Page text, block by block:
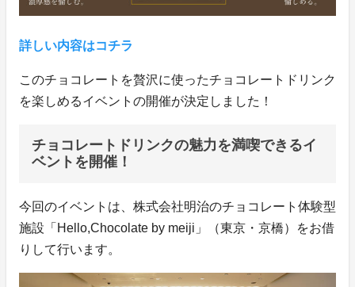
詳しい内容はコチラ
このチョコレートを贅沢に使ったチョコレートドリンク
を楽しめるイベントの開催が決定しました！
チョコレートドリンクの魅力を満喫できるイ
ベントを開催！
今回のイベントは、株式会社明治のチョコレート体験型
施設「Hello,Chocolate by meiji」（東京・京橋）をお借
りして行います。